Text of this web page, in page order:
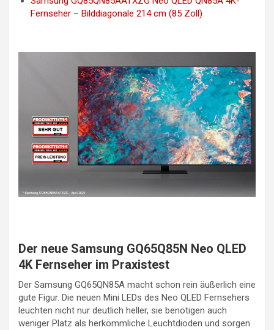
Fernseher – Bilddiagonale 214 cm (85 Zoll)
Der neue Samsung GQ65Q85N Neo QLED
4K Fernseher im Praxistest
Der Samsung GQ65QN85A macht schon rein äußerlich eine
gute Figur. Die neuen Mini LEDs des Neo QLED Fernsehers
leuchten nicht nur deutlich heller, sie benötigen auch
weniger Platz als herkömmliche Leuchtdioden und sorgen